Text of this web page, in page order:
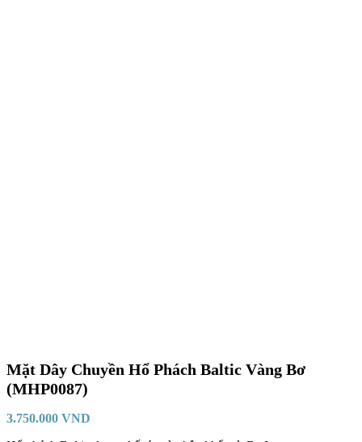
Mặt Dây Chuyền Hổ Phách Baltic Vàng Bơ
(MHP0087)
3.750.000 VND